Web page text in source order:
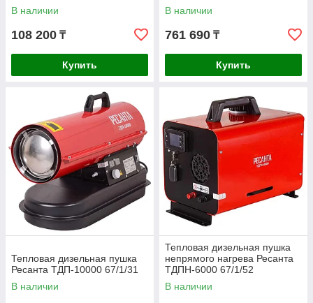
В наличии
108 200 ₸
Купить
В наличии
761 690 ₸
Купить
Тепловая дизельная пушка
Ресанта ТДП-10000 67/1/31
В наличии
Тепловая дизельная пушка
непрямого нагрева Ресанта
ТДПН-6000 67/1/52
В наличии